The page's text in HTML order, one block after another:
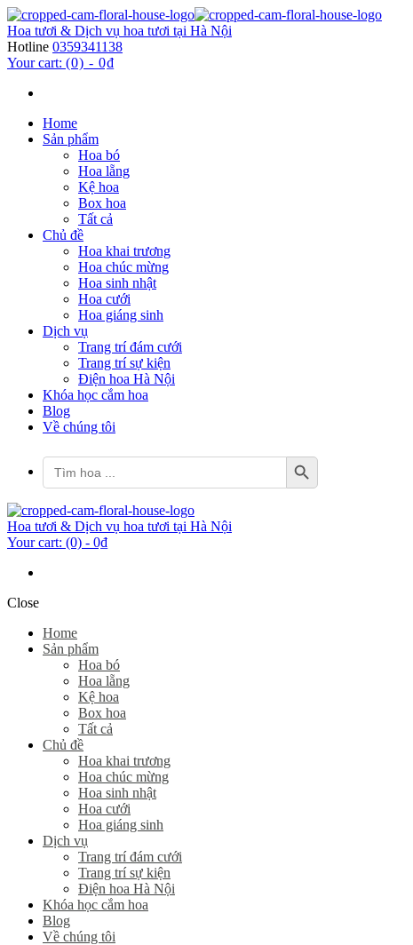
Hoa tươi & Dịch vụ hoa tươi tại Hà Nội
Hotline 0359341138
Your cart: (0) - 0₫
Home
Sản phẩm
Hoa bó
Hoa lẵng
Kệ hoa
Box hoa
Tất cả
Chủ đề
Hoa khai trương
Hoa chúc mừng
Hoa sinh nhật
Hoa cưới
Hoa giáng sinh
Dịch vụ
Trang trí đám cưới
Trang trí sự kiện
Điện hoa Hà Nội
Khóa học cắm hoa
Blog
Về chúng tôi
Search
for:
Search Button
Hoa tươi & Dịch vụ hoa tươi tại Hà Nội
Your cart: (0) - 0₫
Close
Home
Sản phẩm
Hoa bó
Hoa lẵng
Kệ hoa
Box hoa
Tất cả
Chủ đề
Hoa khai trương
Hoa chúc mừng
Hoa sinh nhật
Hoa cưới
Hoa giáng sinh
Dịch vụ
Trang trí đám cưới
Trang trí sự kiện
Điện hoa Hà Nội
Khóa học cắm hoa
Blog
Về chúng tôi